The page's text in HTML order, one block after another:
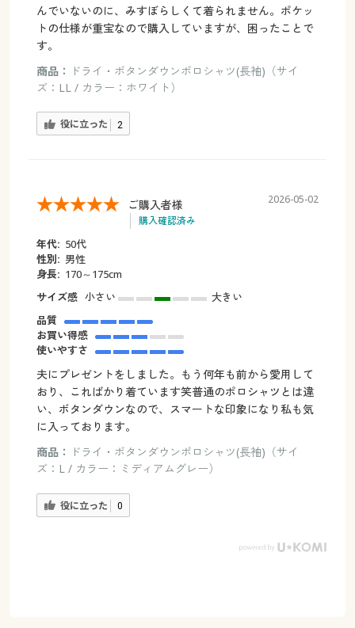
んでいないのに、みすぼらしくて着られません。ポケッ
トの仕様が重宝なので購入していますが、困ったことで
す。
商品：
ドライ・ボタンダウンポロシャツ(長袖)（サイ
ズ：LL / カラー：ホワイト）
役に立った 2
ご購入者様
購入確認済み
2026-05-02
年代: 50代
性別: 男性
身長: 170～175cm
サイズ感 小さい
大きい
品質
お買い得感
使いやすさ
夫にプレゼントをしました。もう何年も前から愛用して
おり、こればかり着ています笑普通のポロシャツとは違
い、ボタンダウンなので、スマートな印象になり私も気
に入っております。
商品：
ドライ・ボタンダウンポロシャツ(長袖)（サイ
ズ：L / カラー：ミディアムグレー）
役に立った 0